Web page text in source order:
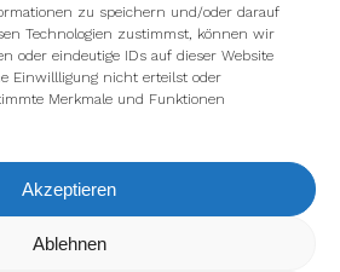
zu speichern und/oder darauf
Technologien zustimmst, können wir
oder eindeutige IDs auf dieser Website
Einwillligung nicht erteilst oder
Merkmale und Funktionen
Akzeptieren
Ablehnen
instagram spotify twitch
email
um dir die bestmögliche Erfahrung auf